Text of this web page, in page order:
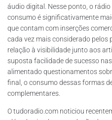
áudio digital. Nesse ponto, o
consumo é significativamente
que contam com inserções
cada vez mais considerado
relação à visibilidade junto aos
suposta facilidade de sucesso
alimentado questionamentos
final, o consumo dessas formas
complementares.
O tudoradio.com noticiou